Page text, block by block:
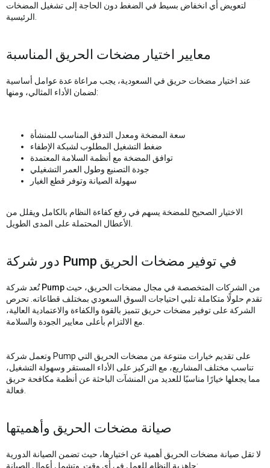
لتعويض أي انخفاض بسيط في الضغط دون الحاجة إلى تشغيل المضخات
معايير اختيار مضخات الحريق المناسبة
عند اختيار مضخات حريق في السعودية، يجب مراعاة عدة عوامل أساسية
لضمان الأداء المثالي، ومنها:
سعة المضخة ومعدل التدفق المناسب للمنشأة
ضغط التشغيل المطلوب لشبكة الإطفاء
توافق المضخة مع أنظمة السلامة المعتمدة
جودة التصنيع وطول العمر التشغيلي
سهولة الصيانة وتوفر قطع الغيار
الاختيار الصحيح للمضخة يسهم في رفع كفاءة النظام بالكامل ويقلل من
دور شركة Pump في توفير مضخات الحريق
تُعد شركة Pump
تقدم حلولًا متكاملة تلبي احتياجات السوق السعودي بمختلف قطاعاته. تحرص
الشركة على توفير مضخات حريق تتميز بالقوة والكفاءة والاعتمادية العالية،
وتعمل شركة Pump على تقديم خيارات متنوعة من مضخات الحريق التي
تناسب مختلف المشاريع، مع التركيز على الأداء المستقر وسهولة التشغيل،
مما يجعلها خيارًا مناسبًا للعديد من المنشآت الباحثة عن أنظمة مكافحة حريق
صيانة مضخات الحريق وأهميتها
لا تقل صيانة مضخات الحريق أهمية عن اختيارها، حيث تضمن الصيانة الدورية
جاهزية النظام للعمل في أي وقت. وتشمل أعمال الصيانة: